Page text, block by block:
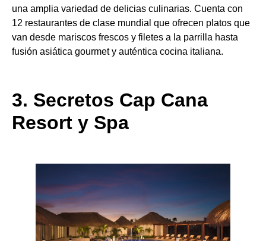
una amplia variedad de delicias culinarias. Cuenta con
12 restaurantes de clase mundial que ofrecen platos que
van desde mariscos frescos y filetes a la parrilla hasta
fusión asiática gourmet y auténtica cocina italiana.
3. Secretos Cap Cana
Resort y Spa